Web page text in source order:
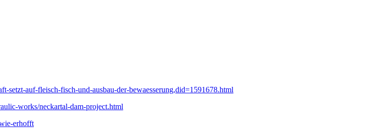
auf-fleisch-fisch-und-ausbau-der-bewaesserung,did=1591678.html
works/neckartal-dam-project.html
erhofft